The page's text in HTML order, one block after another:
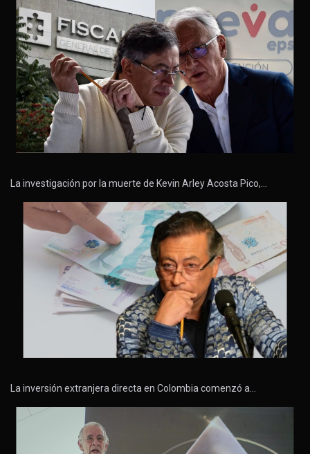
La investigación por la muerte de Kevin Arley Acosta Pico,…
La inversión extranjera directa en Colombia comenzó a…